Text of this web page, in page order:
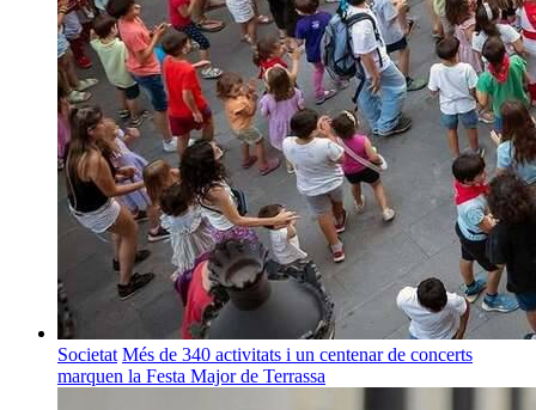
Societat Més de 340 activitats i un centenar de concerts
marquen la Festa Major de Terrassa